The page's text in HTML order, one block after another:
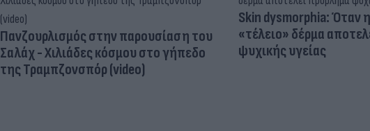
Πανζουρλισμός στην παρουσίαση του
Σαλάχ - Χιλιάδες κόσμου στο γήπεδο
της Τραμπζονσπόρ (video)
Skin dysmorphia: Όταν
«τέλειο» δέρμα
ψυχικής υγείας